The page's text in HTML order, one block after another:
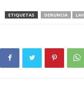
ETIQUETAS DENUNCIA